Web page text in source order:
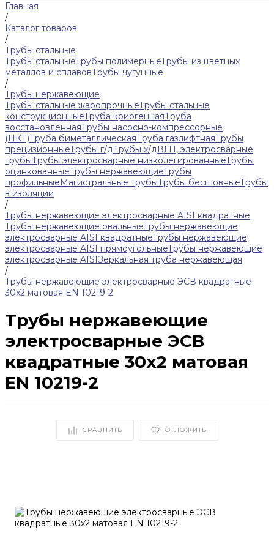
Главная
/
Каталог товаров
/
Трубы стальные
Трубы стальныеТрубы полимерныеТрубы из цветных
металлов и сплавовТрубы чугунные
/
Трубы нержавеющие
Трубы стальные жаропрочныеТрубы стальные
конструкционныеТруба криогеннаяТруба
восстановленнаяТрубы насосно-компрессорные
(НКТ)Труба биметаллическаяТруба газлифтнаяТрубы
прецизионныеТрубы г/дТрубы х/дВГП, электросварные
трубыТрубы электросварные низколегированныеТрубы
оцинкованныеТрубы нержавеющиеТрубы
профильныеМагистральные трубыТрубы бесшовныеТрубы
в изоляции
/
Трубы нержавеющие электросварные AISI квадратные
Трубы нержавеющие овальныеТрубы нержавеющие
электросварные AISI квадратныеТрубы нержавеющие
электросварные AISI прямоугольныеТрубы нержавеющие
электросварные AISIЗеркальная труба нержавеющая
/
Трубы нержавеющие электросварные ЭСВ квадратные
30x2 матовая EN 10219-2
Трубы нержавеющие
электросварные ЭСВ
квадратные 30x2 матовая
EN 10219-2
СРАВНИТЬ ОТЛОЖИТЬ